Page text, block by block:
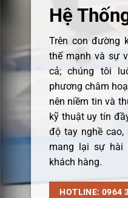
Hệ
Trên con đường
thế mạnh và sự
cả; chúng tôi
phương châm
nên niềm tin và
kỹ thuật uy tín
độ tay nghề cao,
mang lại sự hài
khách hàng.
HOTLINE: 0964